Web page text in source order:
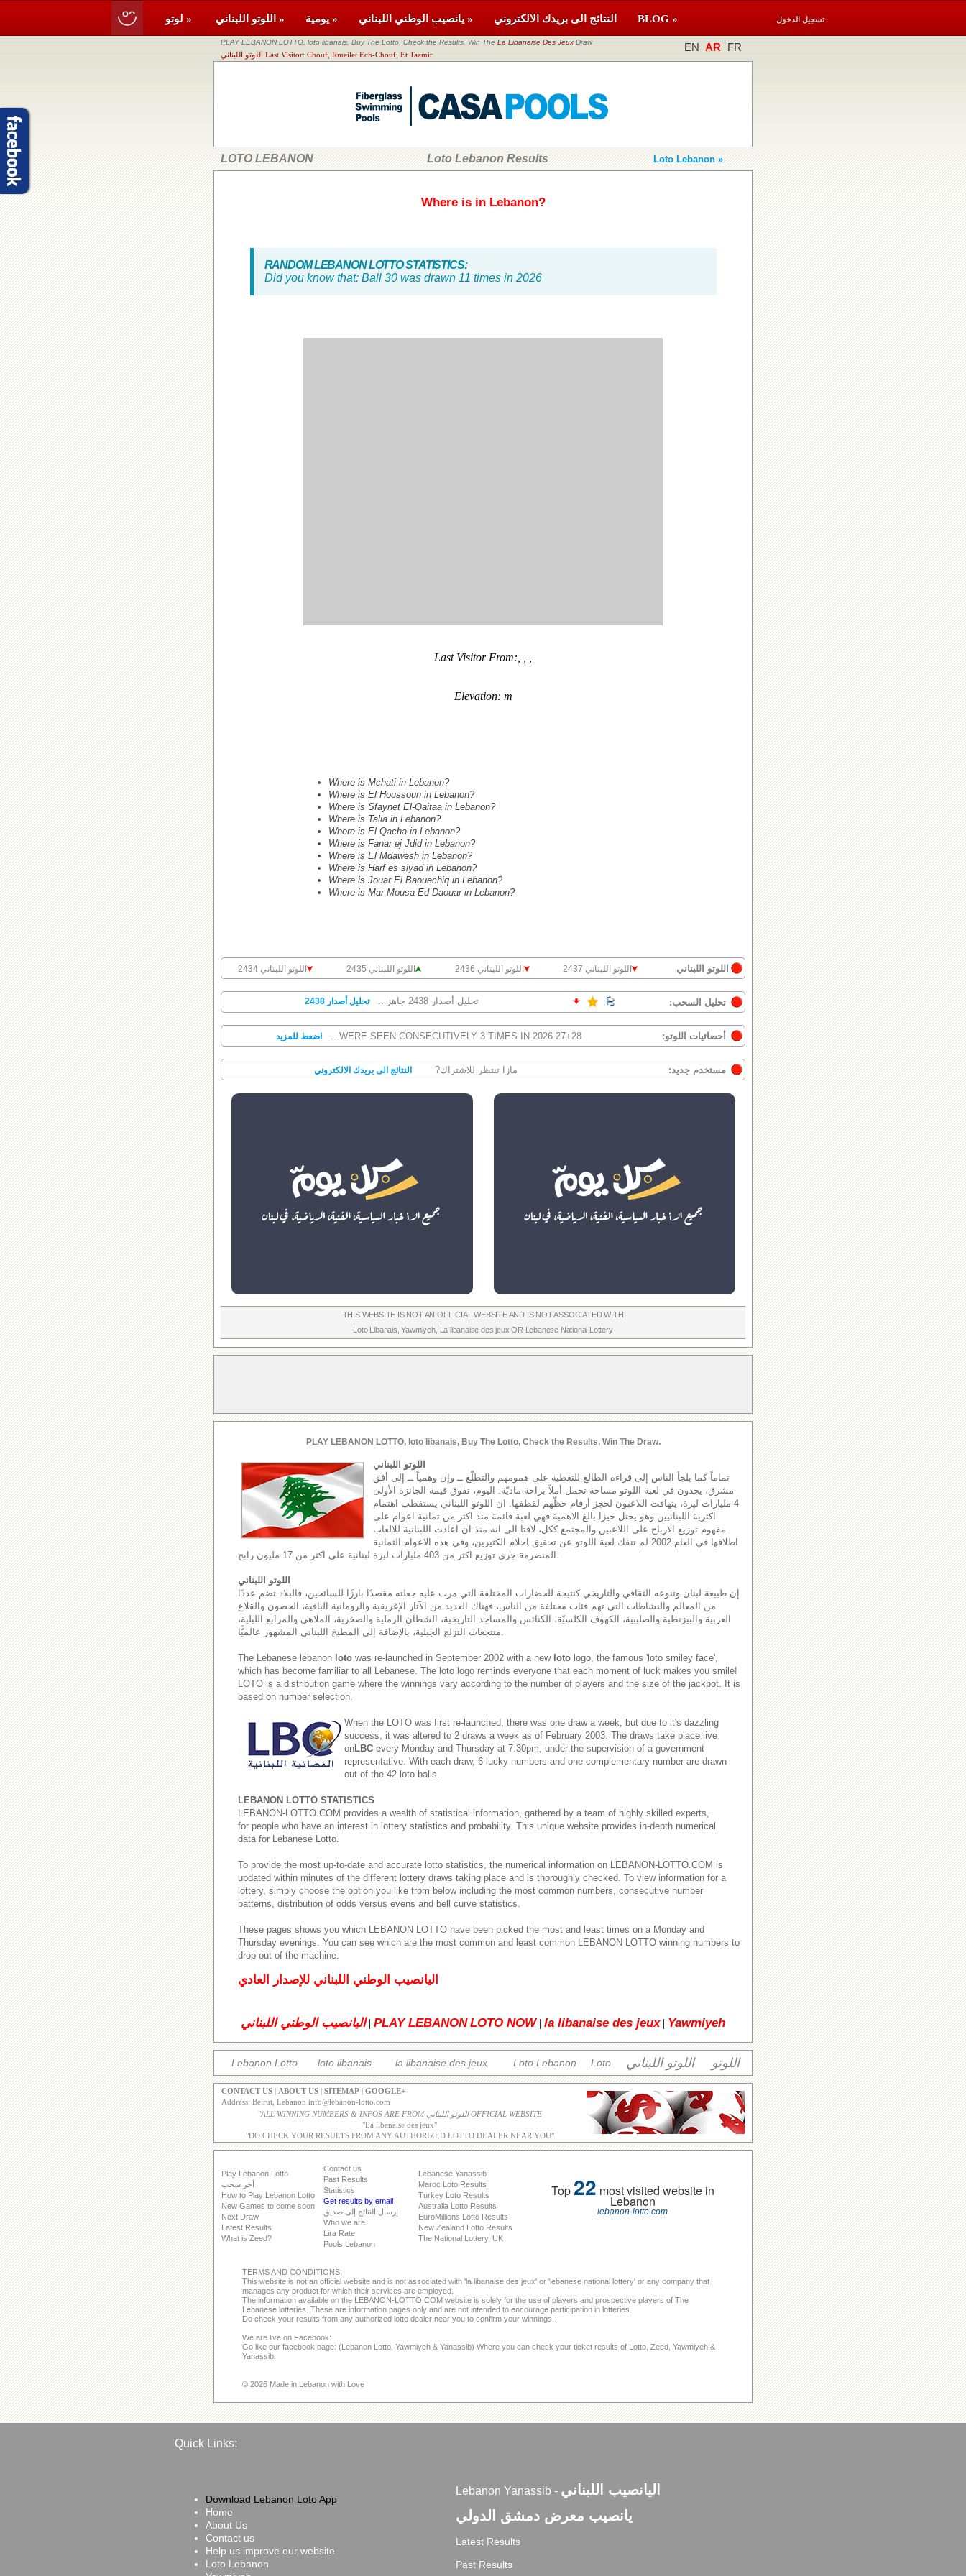
لوتو » اللوتو اللبناني » يومية » يانصيب الوطني اللبناني » النتائج الى بريدك الالكتروني BLOG » تسجيل الدخول
PLAY LEBANON LOTTO, loto libanais, Buy The Lotto, Check the Results, Win The La Libanaise Des Jeux Draw
اللوتو اللبناني Last Visitor: Chouf, Rmeilet Ech-Chouf, Et Taamir
EN AR FR
LOTO LEBANON Loto Lebanon Results Loto Lebanon »
Where is in Lebanon?
RANDOM LEBANON LOTTO STATISTICS:
Did you know that: Ball 30 was drawn 11 times in 2026
Last Visitor From:, , ,
Elevation: m
Where is Mchati in Lebanon?
Where is El Houssoun in Lebanon?
Where is Sfaynet El-Qaitaa in Lebanon?
Where is Talia in Lebanon?
Where is El Qacha in Lebanon?
Where is Fanar ej Jdid in Lebanon?
Where is El Mdawesh in Lebanon?
Where is Harf es siyad in Lebanon?
Where is Jouar El Baouechiq in Lebanon?
Where is Mar Mousa Ed Daouar in Lebanon?
اللوتو اللبناني اللوتو اللبناني 2437 اللوتو اللبناني 2436 اللوتو اللبناني 2435 اللوتو اللبناني 2434
تحليل السحب: تحليل أصدار 2438 جاهز... تحليل أصدار 2438
أحصائيات اللوتو: 27+28 WERE SEEN CONSECUTIVELY 3 TIMES IN 2026... اضعط للمزيد
مستخدم جديد: مازا تنتظر للاشتراك? النتائج الى بريدك الالكتروني
THIS WEBSITE IS NOT AN OFFICIAL WEBSITE AND IS NOT ASSOCIATED WITH
Loto Libanais ,Yawmiyeh, La libanaise des jeux OR Lebanese National Lottery
PLAY LEBANON LOTTO, loto libanais, Buy The Lotto, Check the Results, Win The Draw.
اللوتو اللبناني
تماماً كما يلجأ الناس إلى قراءة الطالع للتغطية على همومهم والتطلّع ــ وإن وهمياً ــ إلى أفق
مشرق، يجدون في لعبة اللوتو مساحة تحمل أملاً براحة ماديّة. اليوم، تفوق قيمة الجائزة الأولى
4 مليارات ليرة، يتهافت اللاعبون لحجز أرقام حظّهم لقطفها. ان اللوتو اللبناني يستقطب اهتمام
اكثرية اللبنانيين وهو يحتل حيزا بالغ الاهمية فهي لعبة قائمة منذ اكثر من ثمانية اعوام على
مفهوم توزيع الارباح على اللاعبين والمجتمع ككل، لافتا الى انه منذ ان اعادت اللبنانية للالعاب
اطلاقها في العام 2002 لم تنفك لعبة اللوتو عن تحقيق احلام الكثيرين، وفي هذه الاعوام الثمانية
المنصرمة جرى توزيع اكثر من 403 مليارات ليرة لبنانية على اكثر من 17 مليون رابح.
اللوتو اللبناني
إن طبيعة لبنان وتنوعه الثقافي والتاريخي كنتيجة للحضارات المختلفة التي مرت عليه جعلته مقصدًا بارزًا للسائحين، فالبلاد تضم عددًا
من المعالم والنشاطات التي تهم فئات مختلفة من الناس، فهناك العديد من الآثار الإغريقية والرومانية الباقية، الحصون والقلاع
العربية والبيزنطية والصليبية، الكهوف الكلسيّة، الكنائس والمساجد التاريخية، الشطآن الرملية والصخرية، الملاهي والمرابع الليلية،
منتجعات التزلج الجبلية، بالإضافة إلى المطبخ اللبناني المشهور عالميًّا.
The Lebanese lebanon loto was re-launched in September 2002 with a new loto logo, the famous 'loto smiley face',
which has become familiar to all Lebanese. The loto logo reminds everyone that each moment of luck makes you smile!
LOTO is a distribution game where the winnings vary according to the number of players and the size of the jackpot. It is
based on number selection.
When the LOTO was first re-launched, there was one draw a week, but due to it's dazzling
success, it was altered to 2 draws a week as of February 2003. The draws take place live
onLBC every Monday and Thursday at 7:30pm, under the supervision of a government
representative. With each draw, 6 lucky numbers and one complementary number are drawn
out of the 42 loto balls.
LEBANON LOTTO STATISTICS
LEBANON-LOTTO.COM provides a wealth of statistical information, gathered by a team of highly skilled experts,
for people who have an interest in lottery statistics and probability. This unique website provides in-depth numerical
data for Lebanese Lotto.
To provide the most up-to-date and accurate lotto statistics, the numerical information on LEBANON-LOTTO.COM is
updated within minutes of the different lottery draws taking place and is thoroughly checked. To view information for a
lottery, simply choose the option you like from below including the most common numbers, consecutive number
patterns, distribution of odds versus evens and bell curve statistics.
These pages shows you which LEBANON LOTTO have been picked the most and least times on a Monday and
Thursday evenings. You can see which are the most common and least common LEBANON LOTTO winning numbers to
drop out of the machine.
اليانصيب الوطني اللبناني للإصدار العادي
اليانصيب الوطني اللبناني| PLAY LEBANON LOTO NOW| la libanaise des jeux| Yawmiyeh
Lebanon Lotto loto libanais la libanaise des jeux Loto Lebanon Loto اللوتو اللبناني اللوتو
CONTACT US ABOUT US SITEMAP
GOOGLE+
Address: Beirut, Lebanon info@lebanon-lotto.com
"
ALL WINNING NUMBERS & INFOS ARE FROM اللوتو اللبناني OFFICIAL WEBSITE
"La libanaise des jeux"
"DO CHECK YOUR RESULTS FROM ANY AUTHORIZED LOTTO DEALER NEAR YOU"
Play Lebanon Lotto
أخر سحب
How to Play Lebanon Lotto
New Games to come soon
Next Draw
Latest Results
What is Zeed?
Contact us
Past Results
Statistics
Get results by email
إرسال النتائج إلى صديق
Who we are
Lira Rate
Pools Lebanon
Lebanese Yanassib
Maroc Loto Results
Turkey Loto Results
Australia Lotto Results
EuroMillions Lotto Results
New Zealand Lotto Results
The National Lottery, UK
Top22 most visited website in
Lebanon
lebanon-lotto.com
TERMS AND CONDITIONS:
This website is not an official website and is not associated with 'la libanaise des jeux' or 'lebanese national lottery' or any company that
manages any product for which their services are employed.
The information available on the LEBANON-LOTTO.COM website is solely for the use of players and prospective players of The
Lebanese lotteries. These are information pages only and are not intended to encourage participation in lotteries.
Do check your results from any authorized lotto dealer near you to confirm your winnings.
We are live on Facebook:
Go like our facebook page: (Lebanon Lotto, Yawmiyeh & Yanassib) Where you can check your ticket results of Lotto, Zeed, Yawmiyeh &
Yanassib.
© 2026 Made in Lebanon with Love
Quick Links:
Download Lebanon Loto App
Home
About Us
Contact us
Help us improve our website
Loto Lebanon
Lebanon Yanassib - اليانصيب اللبناني
يانصيب معرض دمشق الدولي
Latest Results
Past Results